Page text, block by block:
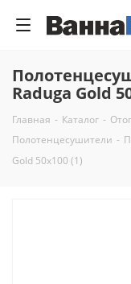
Raduga Gold
Главная - Каталог -
Полотенцесушители -
Gold 50x100 (1)